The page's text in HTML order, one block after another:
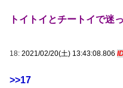
トイトイとチートイで迷
18: 2021/02/20(土) 13:43:08.806
>>17